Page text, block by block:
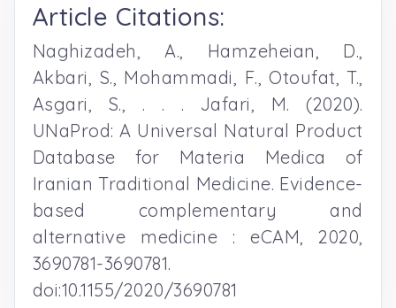
Article Citations:
Naghizadeh, A., Hamzeheian, D.,
Akbari, S., Mohammadi, F., Otoufat, T.,
Asgari, S., . . . Jafari, M. (2020).
UNaProd: A Universal Natural Product
Database for Materia Medica of
Iranian Traditional Medicine. Evidence-
based complementary and
alternative medicine : eCAM, 2020,
3690781-3690781.
doi:10.1155/2020/3690781